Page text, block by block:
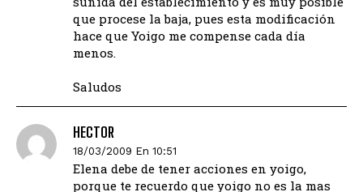
que procese la baja, pues esta modificación
hace que Yoigo me compense cada día
menos.
Saludos
HECTOR
18/03/2009 En 10:51
Elena debe de tener acciones en yoigo,
porque te recuerdo que yoigo no es la mas